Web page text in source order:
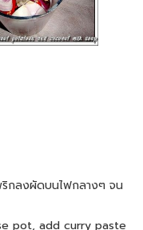
กลงผัดบนไฟกลางๆ จน
pot, add curry paste